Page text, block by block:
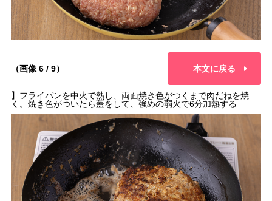
（画像 6 / 9） 本文に戻る
】フライパンを中火で熱し、両面焼き色がつくまで肉だねを焼
く。焼き色がついたら蓋をして、強めの弱火で6分加熱する